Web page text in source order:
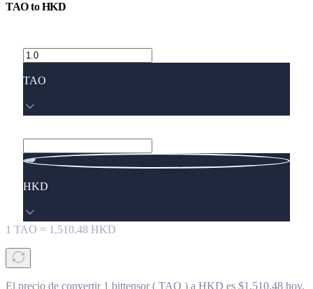
TAOtoHKD
TAO
HKD
1 TAO = 1,510.48 HKD
El precio de convertir 1 bittensor ( TAO ) a HKD es $1,510.48 hoy.